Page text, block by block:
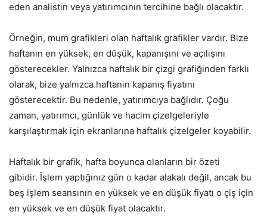
eden analistin veya yatırımcının tercihine bağlı olacaktır.
Örneğin, mum grafikleri olan haftalık grafikler vardır. Bize
haftanın en yüksek, en düşük, kapanışını ve açılışını
gösterecekler. Yalnızca haftalık bir çizgi grafiğinden farklı
olarak, bize yalnızca haftanın kapanış fiyatını
gösterecektir. Bu nedenle, yatırımcıya bağlıdır. Çoğu
zaman, yatırımcı, günlük ve hacim çizelgeleriyle
karşılaştırmak için ekranlarına haftalık çizelgeler koyabilir.
Haftalık bir grafik, hafta boyunca olanların bir özeti
gibidir. İşlem yaptığınız gün o kadar alakalı değil, ancak bu
beş işlem seansının en yüksek ve en düşük fiyatı o çiş için
en yüksek ve en düşük fiyat olacaktır.